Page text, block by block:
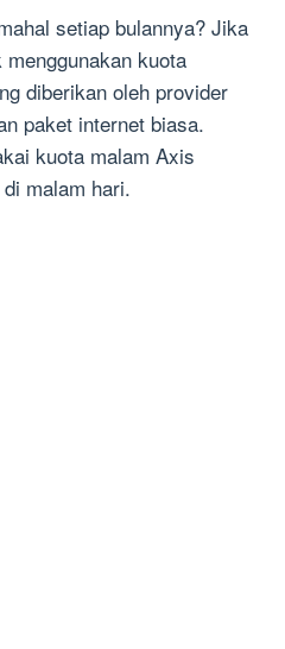
setiap bulannya? Jika
kuota
diberikan oleh provider
paket internet biasa.
kuota malam Axis
malam hari.